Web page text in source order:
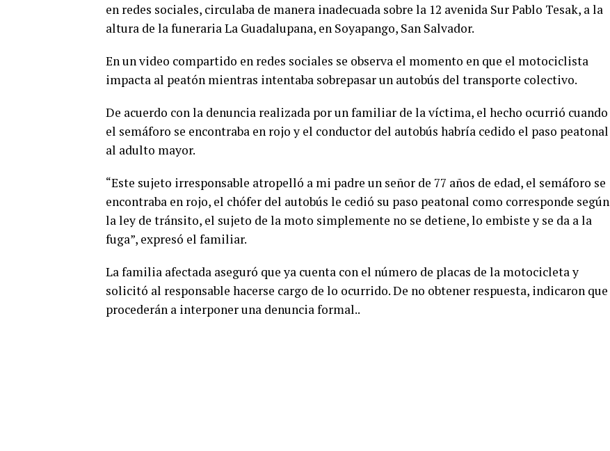
en redes sociales, circulaba de manera inadecuada sobre la 12 avenida Sur Pablo Tesak, a la
altura de la funeraria La Guadalupana, en Soyapango, San Salvador.
En un video compartido en redes sociales se observa el momento en que el motociclista
impacta al peatón mientras intentaba sobrepasar un autobús del transporte colectivo.
De acuerdo con la denuncia realizada por un familiar de la víctima, el hecho ocurrió cuando
el semáforo se encontraba en rojo y el conductor del autobús habría cedido el paso peatonal
al adulto mayor.
“Este sujeto irresponsable atropelló a mi padre un señor de 77 años de edad, el semáforo se
encontraba en rojo, el chófer del autobús le cedió su paso peatonal como corresponde según
la ley de tránsito, el sujeto de la moto simplemente no se detiene, lo embiste y se da a la
fuga”, expresó el familiar.
La familia afectada aseguró que ya cuenta con el número de placas de la motocicleta y
solicitó al responsable hacerse cargo de lo ocurrido. De no obtener respuesta, indicaron que
procederán a interponer una denuncia formal..